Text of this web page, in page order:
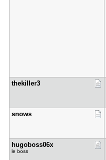
thekiller3
snows
hugoboss06​x
le boss